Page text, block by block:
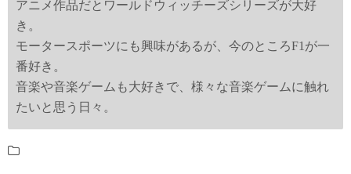
アニメ作品だとワールドウィッチーズシリーズが大好
き。
モータースポーツにも興味があるが、今のところF1が一
番好き。
音楽や音楽ゲームも大好きで、様々な音楽ゲームに触れ
たいと思う日々。